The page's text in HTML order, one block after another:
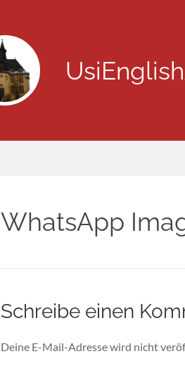
WhatsApp
Schreibe einen
Deine E-Mail-Adresse wird nicht